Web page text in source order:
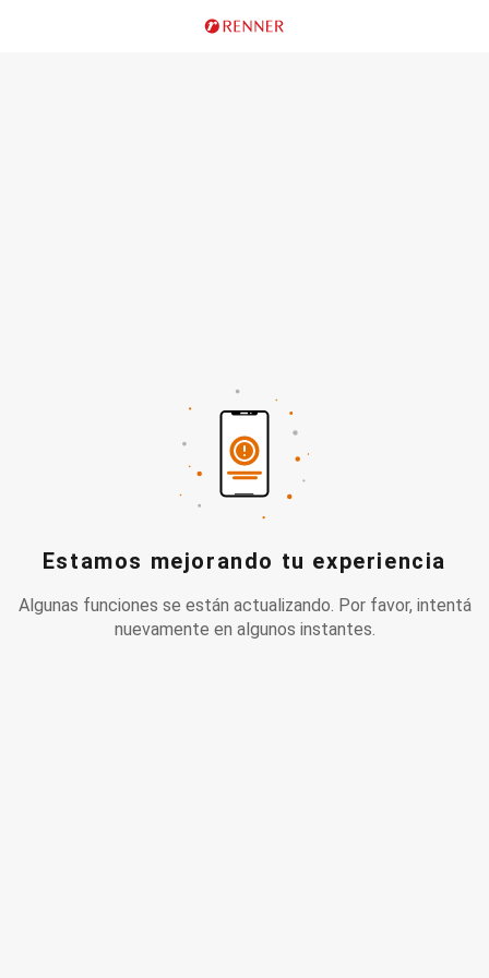
Estamos mejorando tu experiencia
Algunas funciones se están actualizando. Por favor, intentá
nuevamente en algunos instantes.